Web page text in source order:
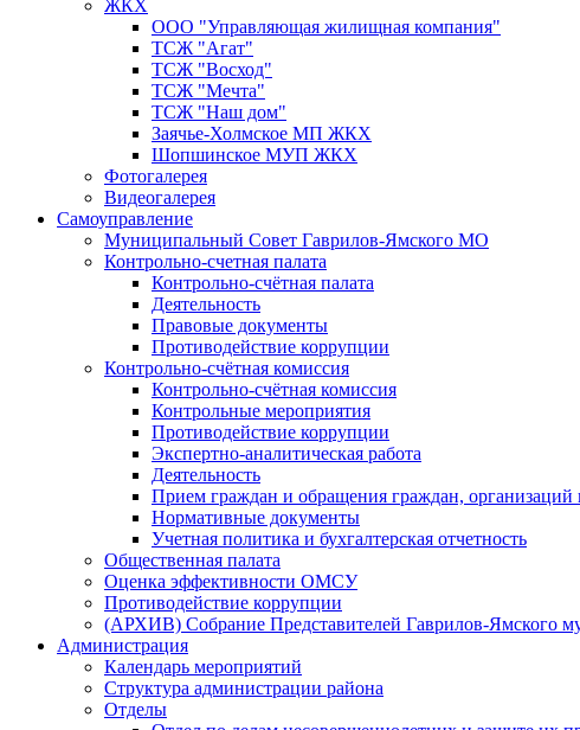
ЖКХ
ООО "Управляющая жилищная компания"
ТСЖ "Агат"
ТСЖ "Восход"
ТСЖ "Мечта"
ТСЖ "Наш дом"
Заячье-Холмское МП ЖКХ
Шопшинское МУП ЖКХ
Фотогалерея
Видеогалерея
Самоуправление
Муниципальный Совет Гаврилов-Ямского МО
Контрольно-счетная палата
Контрольно-счётная палата
Деятельность
Правовые документы
Противодействие коррупции
Контрольно-счётная комиссия
Контрольно-счётная комиссия
Контрольные мероприятия
Противодействие коррупции
Экспертно-аналитическая работа
Деятельность
Прием граждан и обращения граждан,
Нормативные документы
Учетная политика и бухгалтерская отчетность
Общественная палата
Оценка эффективности ОМСУ
Противодействие коррупции
(АРХИВ) Собрание Представителей Гаврилов-Ямского
Администрация
Календарь мероприятий
Структура администрации района
Отделы